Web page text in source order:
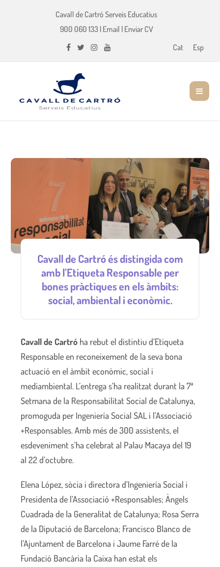
Cavall de Cartró Serveis Educatius
900 060 133| Email | Enviar CV
Cat
Esp
Cavall de Cartró és distingida com
amb l’Etiqueta Responsable per
bones pràctiques en els àmbits:
social, ambiental i econòmic.
Cavall de Cartró ha rebut el distintiu d’Etiqueta
Responsable en reconeixement de la seva bona
actuació en el àmbit econòmic, social i
mediambiental. L’entrega s’ha realitzat durant la 7ª
Setmana de la Responsabilitat Social de Catalunya,
promoguda per Ingeniería Social SAL i l’Associació
+Responsables. Amb més de 300 assistents, el
esdeveniment s’ha celebrat al Palau Macaya del 19
al 22 d’octubre.
Elena López, sòcia i directora d’Ingeniería Social i
Presidenta de l’Associació +Responsables; Àngels
Cuadrada de la Generalitat de Catalunya; Rosa Serra
de la Diputació de Barcelona; Francisco Blanco de
l’Ajuntament de Barcelona i Jaume Farré de la
Fundació Bancària la Caixa han estat els